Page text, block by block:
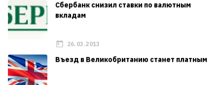
Сбербанк снизил ставки по валютным
вкладам
26.03.2013
Въезд в Великобританию станет платным